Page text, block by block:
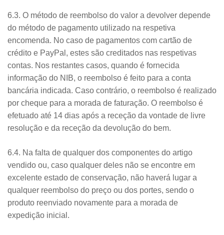
6.3. O método de reembolso do valor a devolver depende
do método de pagamento utilizado na respetiva
encomenda. No caso de pagamentos com cartão de
crédito e PayPal, estes são creditados nas respetivas
contas. Nos restantes casos, quando é fornecida
informação do NIB, o reembolso é feito para a conta
bancária indicada. Caso contrário, o reembolso é realizado
por cheque para a morada de faturação. O reembolso é
efetuado até 14 dias após a receção da vontade de livre
resolução e da receção da devolução do bem.
6.4. Na falta de qualquer dos componentes do artigo
vendido ou, caso qualquer deles não se encontre em
excelente estado de conservação, não haverá lugar a
qualquer reembolso do preço ou dos portes, sendo o
produto reenviado novamente para a morada de
expedição inicial.